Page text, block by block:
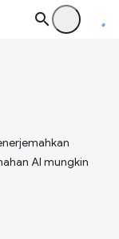
AI mungkin